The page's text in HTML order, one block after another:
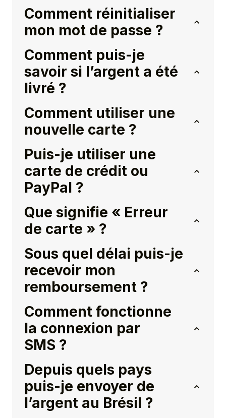
Comment réinitialiser
mon mot de passe ?
Comment puis-je
savoir si l’argent a été
livré ?
Comment utiliser une
nouvelle carte ?
Puis-je utiliser une
carte de crédit ou
PayPal ?
Que signifie « Erreur
de carte » ?
Sous quel délai puis-je
recevoir mon
remboursement ?
Comment fonctionne
la connexion par
SMS ?
Depuis quels pays
puis-je envoyer de
l’argent au Brésil ?